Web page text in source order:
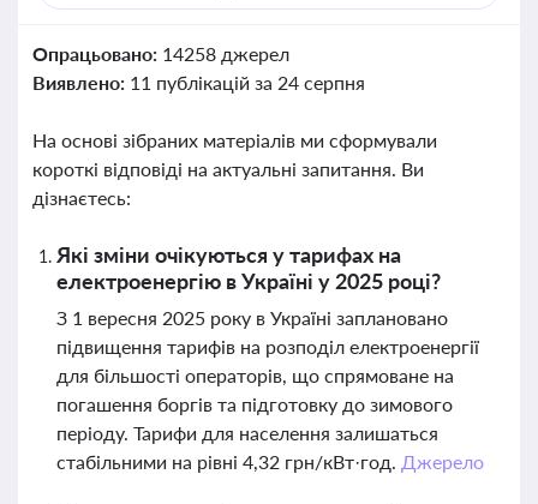
Опрацьовано: 14258 джерел
Виявлено: 11 публікацій за 24 серпня
На основі зібраних матеріалів ми сформували
короткі відповіді на актуальні запитання. Ви
дізнаєтесь:
Які зміни очікуються у тарифах на
електроенергію в Україні у 2025 році?
З 1 вересня 2025 року в Україні заплановано
підвищення тарифів на розподіл електроенергії
для більшості операторів, що спрямоване на
погашення боргів та підготовку до зимового
періоду. Тарифи для населення залишаться
стабільними на рівні 4,32 грн/кВт·год. Джерело